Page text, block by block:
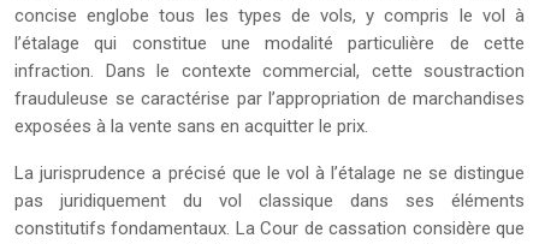
concise englobe tous les types de vols, y compris le vol à
l’étalage qui constitue une modalité particulière de cette
infraction. Dans le contexte commercial, cette soustraction
frauduleuse se caractérise par l’appropriation de marchandises
exposées à la vente sans en acquitter le prix.
La jurisprudence a précisé que le vol à l’étalage ne se distingue
pas juridiquement du vol classique dans ses éléments
constitutifs fondamentaux. La Cour de cassation considère que